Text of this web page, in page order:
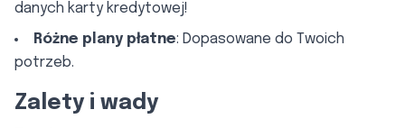
danych karty kredytowej!
Różne plany płatne: Dopasowane do Twoich
potrzeb.
Zalety i wady